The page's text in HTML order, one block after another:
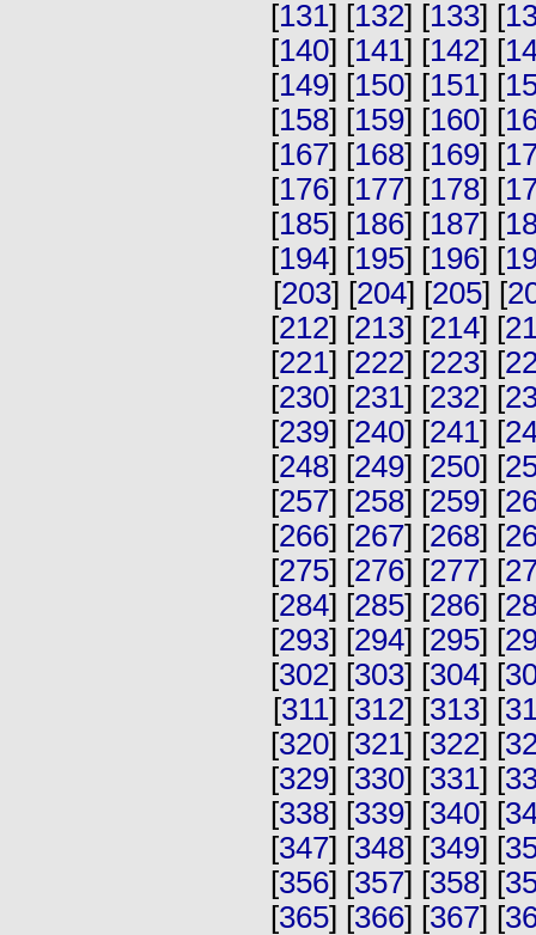
[131] [132] [133] [
[140] [141] [142] [
[149] [150] [151] [
[158] [159] [160] [
[167] [168] [169] [
[176] [177] [178] [
[185] [186] [187] [
[194] [195] [196] [
[203] [204] [205] [
[212] [213] [214] [
[221] [222] [223] [
[230] [231] [232] [
[239] [240] [241] [
[248] [249] [250] [
[257] [258] [259] [
[266] [267] [268] [
[275] [276] [277] [
[284] [285] [286] [
[293] [294] [295] [
[302] [303] [304] [
[311] [312] [313] [
[320] [321] [322] [
[329] [330] [331] [
[338] [339] [340] [
[347] [348] [349] [
[356] [357] [358] [
[365] [366] [367] [